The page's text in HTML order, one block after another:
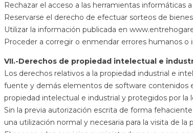
Rechazar el acceso a las herramientas
Reservarse el derecho de efectuar sorteos de
Utilizar la información publicada en
Proceder a corregir o enmendar errores humanos o
VII.-Derechos de propiedad intelectual e
Los derechos relativos a la propiedad industrial e
fuente y demás elementos de software contenidos
propiedad intelectual e industrial y protegidos por la
Sin la previa autorización escrita de forma
una utilización normal y necesaria para la visita de la